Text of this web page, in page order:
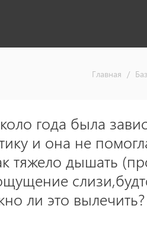
Главная /
года была
и она не
тяжело дышать
ли это